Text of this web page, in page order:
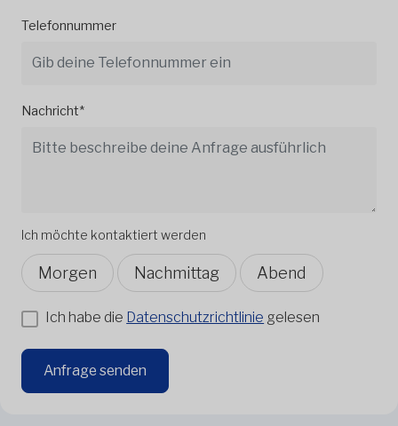
Telefonnummer
Nachricht*
Ich möchte kontaktiert werden
Morgen Nachmittag Abend
Ich habe die Datenschutzrichtlinie gelesen
Anfrage senden